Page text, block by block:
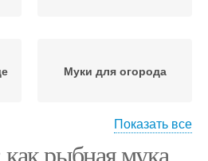
Муки для огорода
Муки на огороде
Показать все